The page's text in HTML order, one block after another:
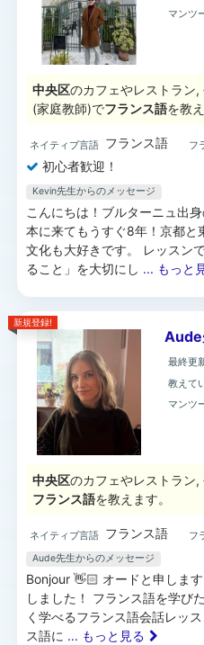
マンツ
中央区のカフェやレストラン
(家庭教師)でフランス語を教
ネイティブ言語 フランス語 フ
初心者歓迎！
Kevin先生からのメッセージ
こんにちは！ブルターニュ出
本に来てもうすぐ8年！京都と
文化も大好きです。 レッスン
ること」を大切にし ... もっと
新規登録!
Aude
最終更
教えて
マンツ
中央区のカフェやレストラン
フランス語を教えます。
ネイティブ言語 フランス語 フ
Aude先生からのメッセージ
Bonjour 👋🏻 オードと申しま
しました！ フランス語を学び
く学べるフランス語会話レッ
ス語に ... もっと見る